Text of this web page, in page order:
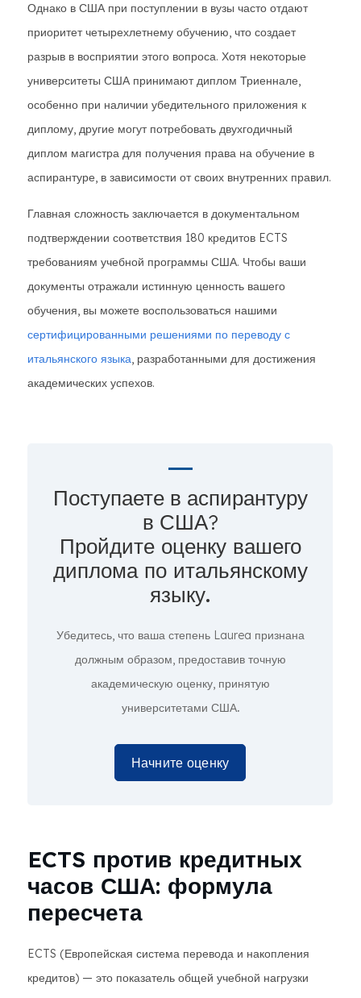
Однако в США при поступлении в вузы часто отдают
приоритет четырехлетнему обучению, что создает
разрыв в восприятии этого вопроса. Хотя некоторые
университеты США принимают диплом Триеннале,
особенно при наличии убедительного приложения к
диплому, другие могут потребовать двухгодичный
диплом магистра для получения права на обучение в
аспирантуре, в зависимости от своих внутренних правил.
Главная сложность заключается в документальном
подтверждении соответствия 180 кредитов ECTS
требованиям учебной программы США. Чтобы ваши
документы отражали истинную ценность вашего
обучения, вы можете воспользоваться нашими
сертифицированными решениями по переводу с
итальянского языка, разработанными для достижения
академических успехов.
Поступаете в аспирантуру
в США?
Пройдите оценку вашего
диплома по итальянскому
языку.
Убедитесь, что ваша степень Laurea признана
должным образом, предоставив точную
академическую оценку, принятую
университетами США.
Начните оценку
ECTS против кредитных
часов США: формула
пересчета
ECTS (Европейская система перевода и накопления
кредитов) — это показатель общей учебной нагрузки